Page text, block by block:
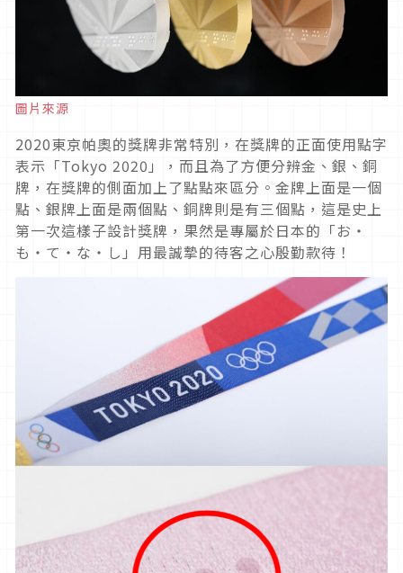
圖片來源
2020東京帕奧的獎牌非常特別，在獎牌的正面使用點字
表示「Tokyo 2020」，而且為了方便分辨金、銀、銅
牌，在獎牌的側面加上了點點來區分。金牌上面是一個
點、銀牌上面是兩個點、銅牌則是有三個點，這是史上
第一次這樣子設計獎牌，果然是專屬於日本的「お・
も・て・な・し」用最誠摯的待客之心殷勤款待！